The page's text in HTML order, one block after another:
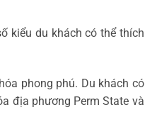
kiểu du khách có thể thích
phong phú. Du khách có
địa phương Perm State và